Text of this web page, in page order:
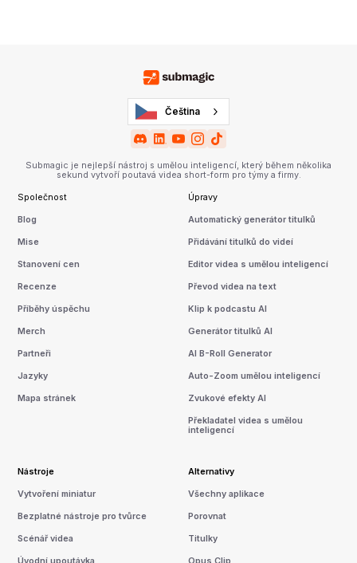
Čeština
Submagic je nejlepší nástroj s umělou inteligencí, který během několika
sekund vytvoří poutavá videa short-form pro týmy a firmy.
Společnost
Blog
Mise
Stanovení cen
Recenze
Příběhy úspěchu
Merch
Partneři
Jazyky
Mapa stránek
Úpravy
Automatický generátor titulků
Přidávání titulků do videí
Editor videa s umělou inteligencí
Převod videa na text
Klip k podcastu AI
Generátor titulků AI
AI B-Roll Generator
Auto-Zoom umělou inteligencí
Zvukové efekty AI
Překladatel videa s umělou
inteligencí
Nástroje
Vytvoření miniatur
Bezplatné nástroje pro tvůrce
Scénář videa
Alternativy
Všechny aplikace
Porovnat
Titulky